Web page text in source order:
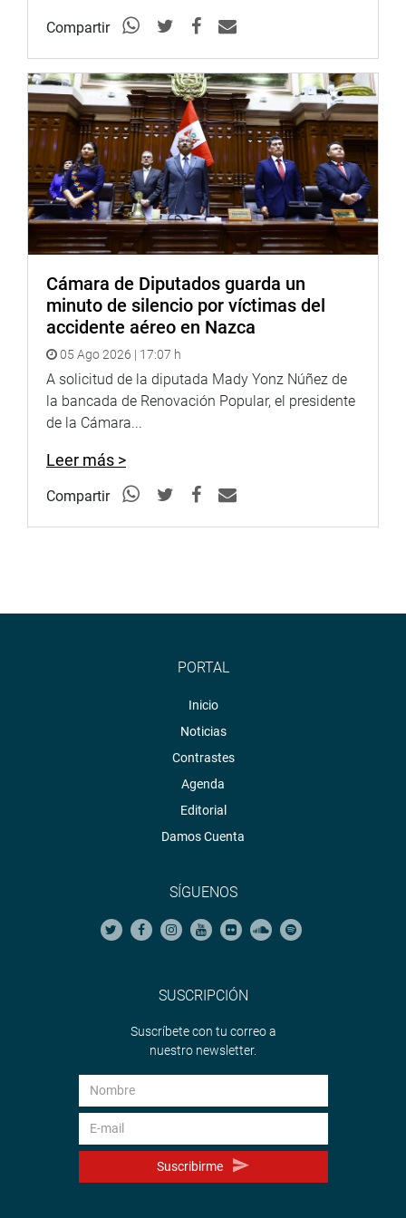
Compartir
Cámara de Diputados guarda un
minuto de silencio por víctimas del
accidente aéreo en Nazca
05 Ago 2026 | 17:07 h
A solicitud de la diputada Mady Yonz Núñez de
la bancada de Renovación Popular, el presidente
de la Cámara...
Leer más >
Compartir
PORTAL
Inicio
Noticias
Contrastes
Agenda
Editorial
Damos Cuenta
SÍGUENOS
SUSCRIPCIÓN
Suscríbete con tu correo a
nuestro newsletter.
Suscribirme